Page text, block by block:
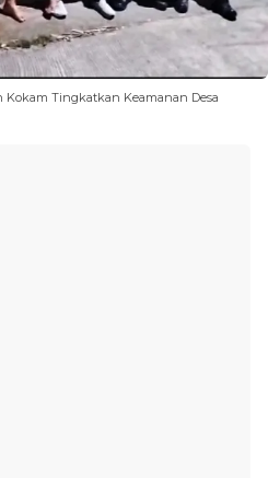
Kokam Tingkatkan Keamanan Desa